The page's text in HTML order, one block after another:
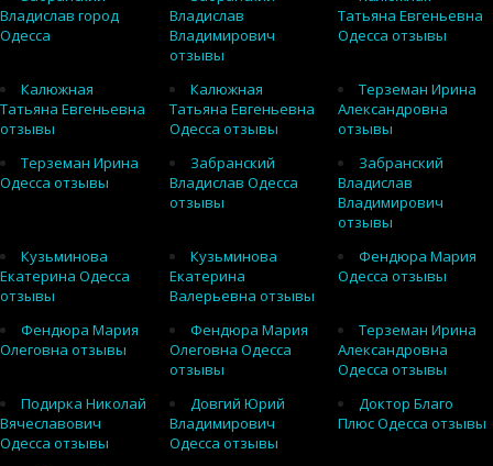
Владислав город
Одесса
Владислав
Владимирович
отзывы
Татьяна Евгеньевна
Одесса отзывы
Калюжная
Татьяна Евгеньевна
отзывы
Калюжная
Татьяна Евгеньевна
Одесса отзывы
Терземан Ирина
Александровна
отзывы
Терземан Ирина
Одесса отзывы
Забранский
Владислав Одесса
отзывы
Забранский
Владислав
Владимирович
отзывы
Кузьминова
Екатерина Одесса
отзывы
Кузьминова
Екатерина
Валерьевна отзывы
Фендюра Мария
Одесса отзывы
Фендюра Мария
Олеговна отзывы
Фендюра Мария
Олеговна Одесса
отзывы
Терземан Ирина
Александровна
Одесса отзывы
Подирка Николай
Вячеславович
Одесса отзывы
Довгий Юрий
Владимирович
Одесса отзывы
Доктор Благо
Плюс Одесса отзывы